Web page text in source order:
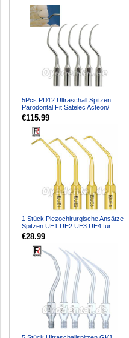
5Pcs PD12 Ultraschall Spitzen
Parodontal Fit Satelec Acteon/
woodpecker DTE Ultr...
€115.99
1 Stück Piezochirurgische Ansätze
Spitzen UE1 UE2 UE3 UE4 für
Knochenschneiden S...
€28.99